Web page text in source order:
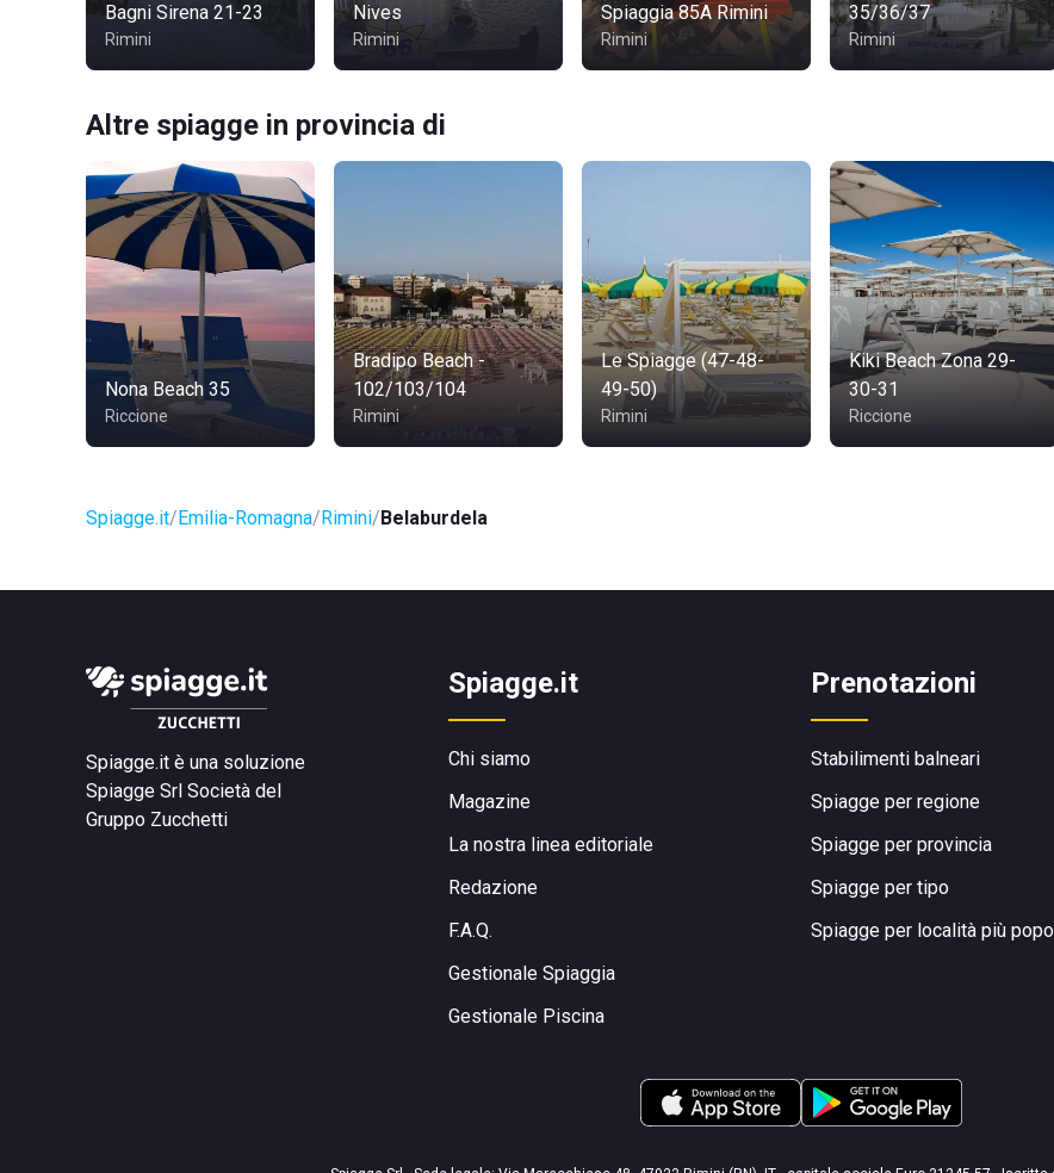
Bagni Sirena 21-23
Rimini
Nives
Rimini
Spiaggia 85A Rimini
Rimini
35/36/37
Rimini
Altre spiagge in provincia di
Nona Beach 35
Riccione
Bradipo Beach -
102/103/104
Rimini
Le Spiagge (47-48-
49-50)
Rimini
Kiki Beach Zona 29-
30-31
Riccione
Spiagge.it Emilia-Romagna Rimini Belaburdela
Spiagge.it è una soluzione
Spiagge Srl Società del
Gruppo Zucchetti
Spiagge.it
Chi siamo
Magazine
La nostra linea editoriale
Redazione
F.A.Q.
Gestionale Spiaggia
Gestionale Piscina
Prenotazioni
Stabilimenti balneari
Spiagge per regione
Spiagge per provincia
Spiagge per tipo
Spiagge per località più